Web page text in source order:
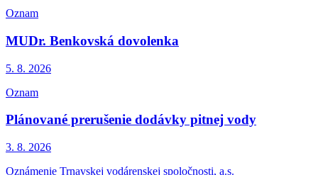
Oznam
MUDr. Benkovská dovolenka
5. 8. 2026
Oznam
Plánované prerušenie dodávky pitnej vody
3. 8. 2026
Oznámenie Trnavskej vodárenskej spoločnosti, a.s.